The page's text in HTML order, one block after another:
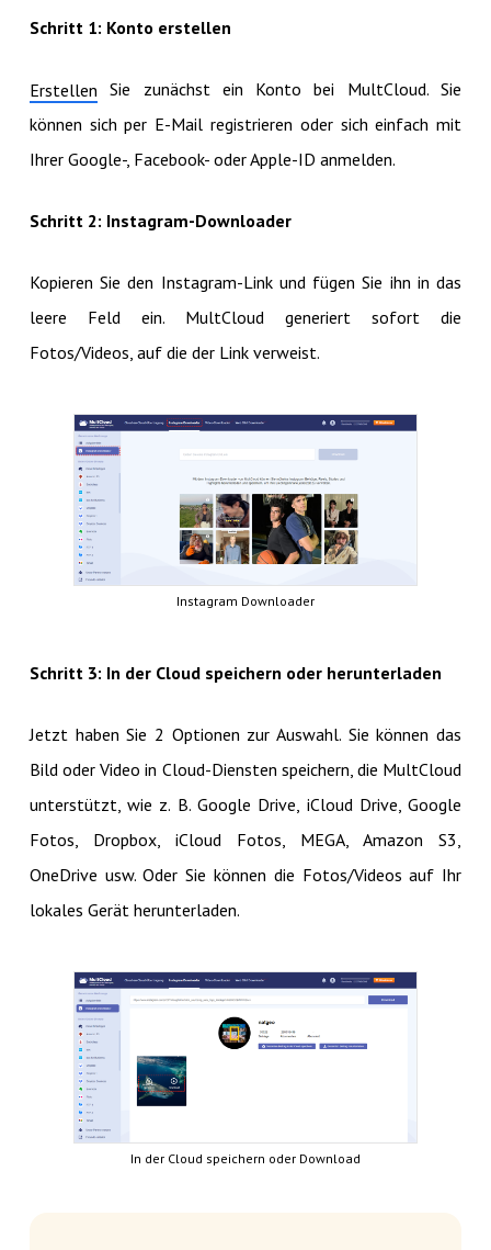
Schritt 1: Konto erstellen
Erstellen Sie zunächst ein Konto bei MultCloud. Sie
können sich per E-Mail registrieren oder sich einfach mit
Ihrer Google-, Facebook- oder Apple-ID anmelden.
Schritt 2: Instagram-Downloader
Kopieren Sie den Instagram-Link und fügen Sie ihn in das
leere Feld ein. MultCloud generiert sofort die
Fotos/Videos, auf die der Link verweist.
Instagram Downloader
Schritt 3: In der Cloud speichern oder herunterladen
Jetzt haben Sie 2 Optionen zur Auswahl. Sie können das
Bild oder Video in Cloud-Diensten speichern, die MultCloud
unterstützt, wie z. B. Google Drive, iCloud Drive, Google
Fotos, Dropbox, iCloud Fotos, MEGA, Amazon S3,
OneDrive usw. Oder Sie können die Fotos/Videos auf Ihr
lokales Gerät herunterladen.
In der Cloud speichern oder Download